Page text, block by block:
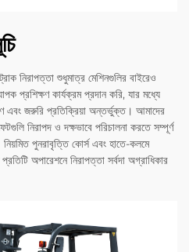
নিরাপত্তা শুধুমাত্র মেশিনগুলির বাইরেও
প্রশিক্ষণ কার্যক্রম প্রদান করি, যার মধ্যে
এবং জরুরি প্রতিক্রিয়া অন্তর্ভুক্ত। আমাদের
নিরাপদ ও দক্ষভাবে পরিচালনা করতে সম্পূর্ণ
পুনরাবৃত্তি কোর্স এবং হাতে-কলমে
অপারেশনে নিরাপত্তা সর্বদা অগ্রাধিকার